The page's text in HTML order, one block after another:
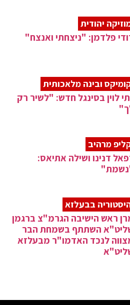
יהודית
פלדמן: "ניצחתי ואנצח"
ובינה מלאכותית
לוין בסינגל חדש: "לשיר רק
מרהיב
דנינו ושילה אתיאס:
בבעלזא
ראש הישיבה הגרמ"צ ברגמן
השתתף בשמחת הבר
לנכד האדמו"ר מבעלזא